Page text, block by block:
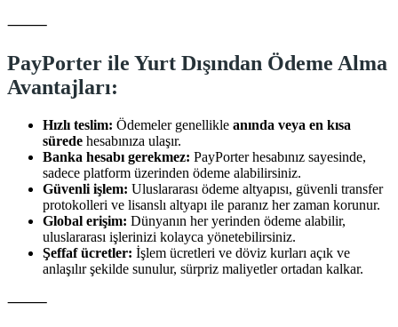
⸻
PayPorter ile Yurt Dışından Ödeme Alma
Avantajları:
Hızlı teslim: Ödemeler genellikle anında veya en kısa
sürede hesabınıza ulaşır.
Banka hesabı gerekmez: PayPorter hesabınız sayesinde,
sadece platform üzerinden ödeme alabilirsiniz.
Güvenli işlem: Uluslararası ödeme altyapısı, güvenli transfer
protokolleri ve lisanslı altyapı ile paranız her zaman korunur.
Global erişim: Dünyanın her yerinden ödeme alabilir,
uluslararası işlerinizi kolayca yönetebilirsiniz.
Şeffaf ücretler: İşlem ücretleri ve döviz kurları açık ve
anlaşılır şekilde sunulur, sürpriz maliyetler ortadan kalkar.
⸻